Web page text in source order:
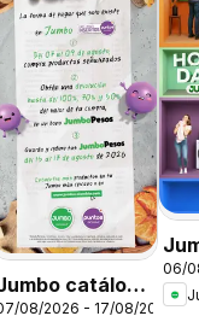
catálogo
08/2026 - 17/08/2026
06/